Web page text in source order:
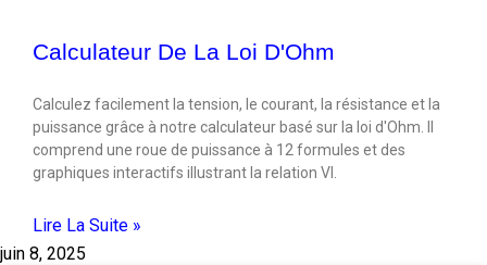
Calculateur De La Loi D'Ohm
Calculez facilement la tension, le courant, la résistance et la
puissance grâce à notre calculateur basé sur la loi d'Ohm. Il
comprend une roue de puissance à 12 formules et des
graphiques interactifs illustrant la relation VI.
Lire La Suite »
juin 8, 2025